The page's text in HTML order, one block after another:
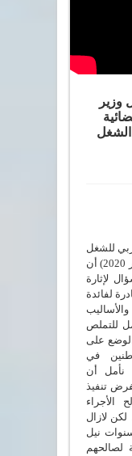
وزير
الشغل
للشغل
وفي أكثر من مناسبة (آخرها فبراير 2020) أن
لإثارة
لفائدة
للتملص
الوضع على
في
نأمل أن
تنفيذ
الأجراء
لازال
نيل
لصالحهم